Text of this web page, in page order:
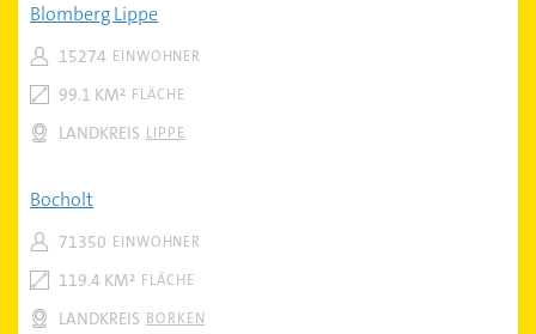
Blomberg Lippe
EINWOHNER
15274
FLÄCHE
99.1 KM²
LIPPE
LANDKREIS
Bocholt
EINWOHNER
71350
FLÄCHE
119.4 KM²
BORKEN
LANDKREIS